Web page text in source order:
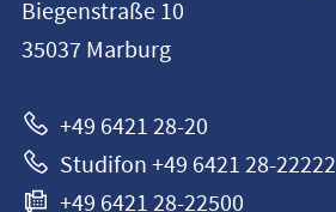
Universität
Marburg
Biegenstraße 10
35037 Marburg
+49 6421 28-20
Studifon +49 6421 28-22222
+49 6421 28-22500